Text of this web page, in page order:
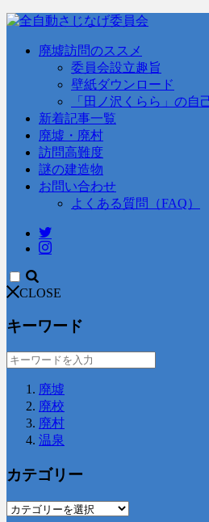
廃墟訪問のススメ
委員会設立趣旨
壁紙ダウンロード
「田ノ沢くらら」の自
新着記事一覧
廃墟・廃村
訪問高難度
謎の建造物
お問い合わせ
よくある質問（FAQ）
CLOSE
キーワード
廃墟
廃校
廃村
温泉
カテゴリー